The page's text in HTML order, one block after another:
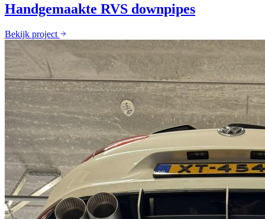
Handgemaakte RVS downpipes
Bekijk project